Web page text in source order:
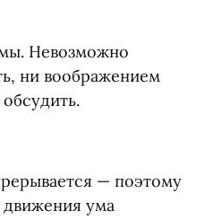
Невозможно
ни воображением
— поэтому
движения ума